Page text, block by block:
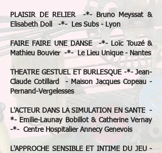
PLAISIR DE RELIER -*- Bruno Meyssat &
Elisabeth Doll -*- Les Subs - Lyon
FAIRE FAIRE UNE DANSE -*- Loïc Touzé &
Mathieu Bouvier -*- Le Lieu Unique - Nantes
THEATRE GESTUEL ET BURLESQUE -*- Jean-
Claude Cotillard - Maison Jacques Copeau -
Pernand-Vergelesses
L'ACTEUR DANS LA SIMULATION EN SANTE -
*- Emilie-Launay Bobillot & Catherine Vernay
-*- Centre Hospitalier Annecy Genevois
L'APPROCHE SENSIBLE ET INTIME DU JEU -